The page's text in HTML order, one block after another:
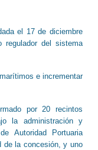
el 17 de diciembre
regulador del sistema
e incrementar
por 20 recintos
la administración y
Autoridad Portuaria
de la concesión, y uno